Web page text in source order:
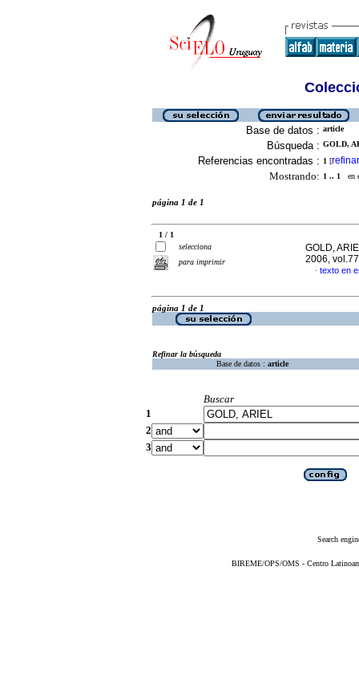
Base de datos : article
Búsqueda : GOLD,
Referencias encontradas : 1 [refinar
Mostrando: 1 .. 1 en
página 1 de 1
1 / 1
selecciona
para imprimir
GOLD,
2006,
· texto en
página 1 de 1
Refinar la búsqueda
Base de datos : article
Buscar
1
2
3
Search
BIREME/OPS/OMS - Centro